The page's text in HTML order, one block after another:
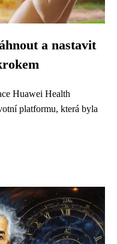
a nastavit
Huawei Health
platformu, která byla